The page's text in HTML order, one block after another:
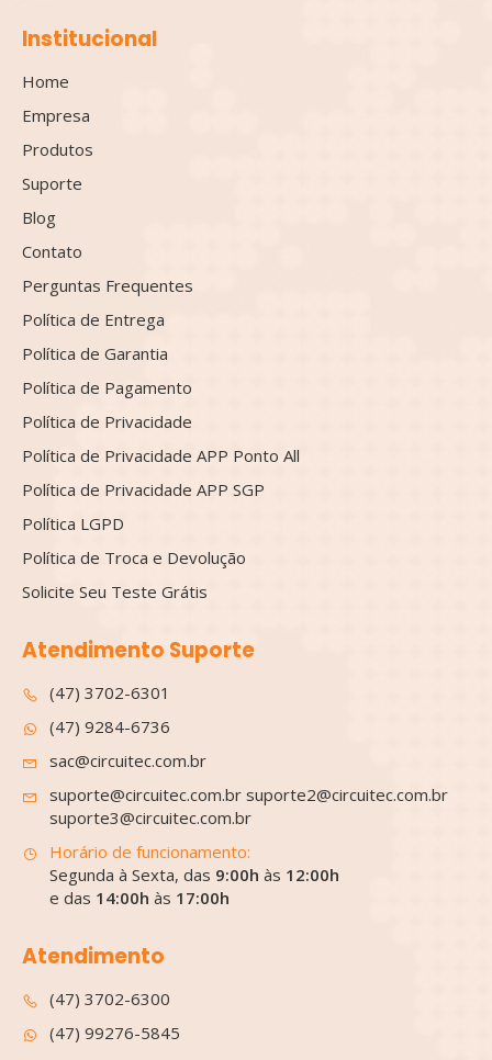
Institucional
Home
Empresa
Produtos
Suporte
Blog
Contato
Perguntas Frequentes
Política de Entrega
Política de Garantia
Política de Pagamento
Política de Privacidade
Política de Privacidade APP Ponto All
Política de Privacidade APP SGP
Política LGPD
Política de Troca e Devolução
Solicite Seu Teste Grátis
Atendimento Suporte
(47) 3702-6301
(47) 9284-6736
sac@circuitec.com.br
suporte@circuitec.com.br suporte2@circuitec.com.br
suporte3@circuitec.com.br
Horário de funcionamento:
Segunda à Sexta, das 9:00h às 12:00h
e das 14:00h às 17:00h
Atendimento
(47) 3702-6300
(47) 99276-5845